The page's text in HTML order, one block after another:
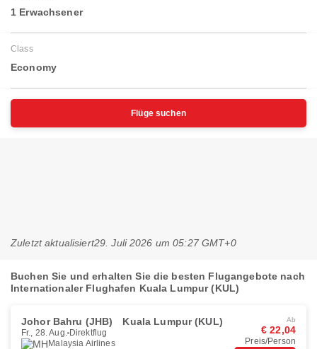
1 Erwachsener
Class
Economy
Flüge suchen
Zuletzt aktualisiert29. Juli 2026 um 05:27 GMT+0
Buchen Sie und erhalten Sie die besten Flugangebote nach
Internationaler Flughafen Kuala Lumpur (KUL)
Johor Bahru (JHB) Kuala Lumpur (KUL)
Fr., 28. Aug. Direktflug
Malaysia Airlines
Ab
€ 22,04
Preis/Person